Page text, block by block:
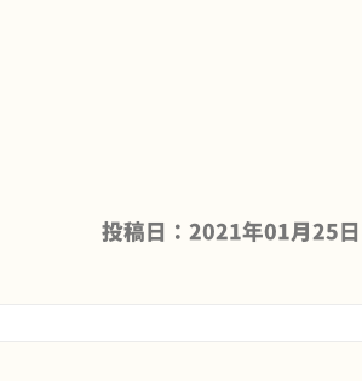
投稿日：2021年01月25日